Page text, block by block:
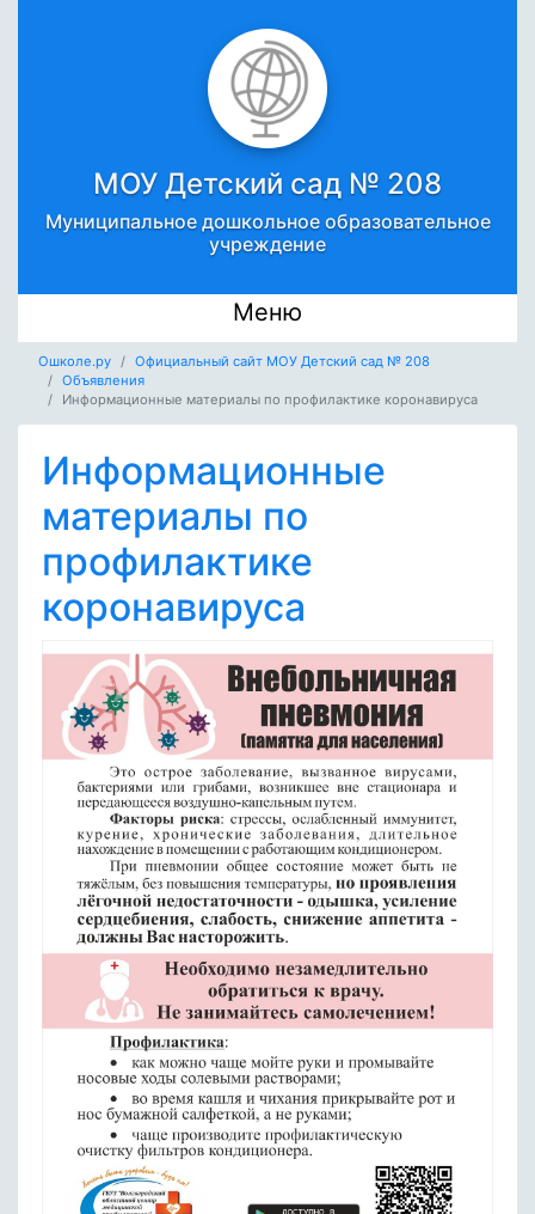
МОУ Детский сад № 208
Муниципальное дошкольное образовательное
учреждение
Меню
Ошколе.ру
Официальный сайт МОУ Детский сад № 208
Объявления
Информационные материалы по профилактике коронавируса
Информационные
материалы по
профилактике
коронавируса